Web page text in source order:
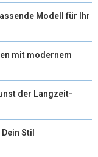
Modell für Ihr
mit modernem
der Langzeit-
Stil